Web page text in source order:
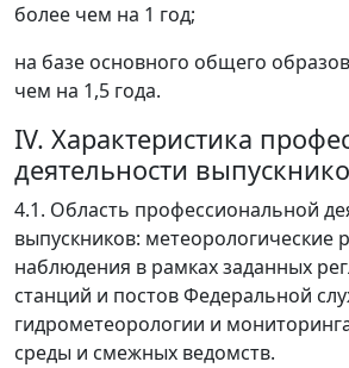
более чем на 1 год;
на базе основного общего
чем на 1,5 года.
IV. Характеристика
деятельности
4.1. Область профессиональной
выпускников: метеорологические
наблюдения в рамках заданных
станций и постов Федеральной
гидрометеорологии и
среды и смежных ведомств.